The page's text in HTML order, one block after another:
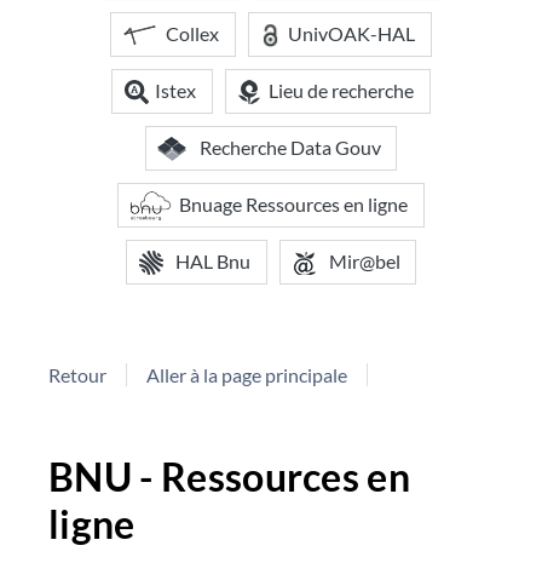
Collex UnivOAK-HAL
Istex Lieu de recherche
Recherche Data Gouv
Bnuage Ressources en ligne
HAL Bnu Mir@bel
Retour Aller à la page principale
BNU - Ressources en
ligne